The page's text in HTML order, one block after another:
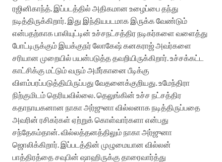
ரஜினிகாந்த். இப்படத்தில் அதிகமான உழைப்பை தந்து
நடித்திருக்கிறார். இது இந்தியபடமாக இருக்க வேண்டும்
என்பதற்காக பாலியுட்டின் உச்சநட்சத்திர நடிகர்களை வளைத்து
போட்டிருக்கும் இயக்குநர் லோகேஷ் கனகராஜ் அவர்களை
சரியான முறையில் பயன்படுத்த தவறியிருக்கிறார். உச்சக்கட்ட
காட்சிக்கு மட்டும்வரும் அமீர்கானை பீடிக்கு
விளம்பரப்படுத்தியிருப்பது வேதனைக்குறியது. உமேந்திரா
நிற்குமிடம் தெரியவில்லை. தெலுங்கின் உச்ச நட்சத்திர
கதாநாயகனான நாகா அர்ஜுனா வில்லனாக நடித்திருப்பதை
அவரின் ரசிகர்கள் ஏற்றுக் கொள்வார்களா என்பது
சந்தேகம்தான். வில்லத்தனத்திலும் நாகா அர்ஜுனா
ஜொலிக்கிறார். இப்படத்தின் முழுமையான வில்லன்
பாத்திரத்தை சவுபின் ஷாஹிருக்கு தாரைவார்த்து